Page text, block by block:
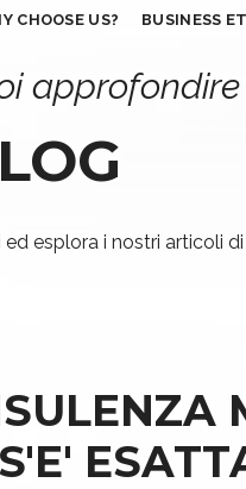
CHOOSE US? BUSINESS
ed esplora i nostri articoli